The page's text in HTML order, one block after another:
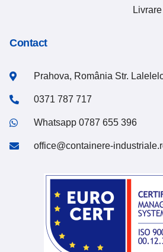
Livrare
Contact
Prahova, România Str.
0371 787 717
Whatsapp 0787 655 396
office@containere-